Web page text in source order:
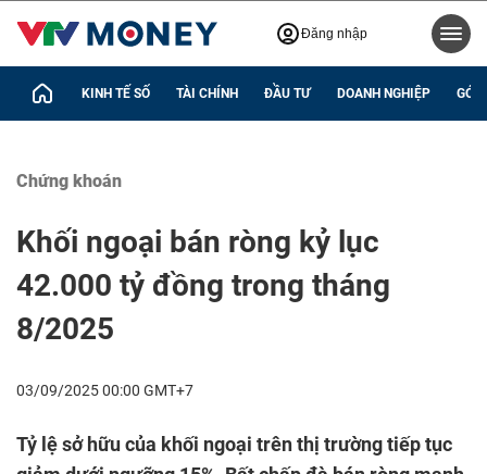
Đăng nhập
KINH TẾ SỐ TÀI CHÍNH ĐẦU TƯ DOANH NGHIỆP GÓC
Chứng khoán
Khối ngoại bán ròng kỷ lục
42.000 tỷ đồng trong tháng
8/2025
03/09/2025 00:00 GMT+7
Tỷ lệ sở hữu của khối ngoại trên thị trường tiếp tục